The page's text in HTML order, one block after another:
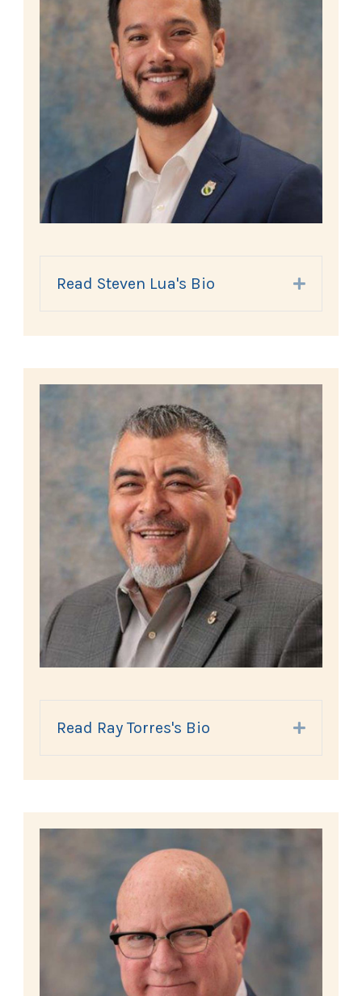
Read Steven Lua's Bio Expand
Read Ray Torres's Bio Expand